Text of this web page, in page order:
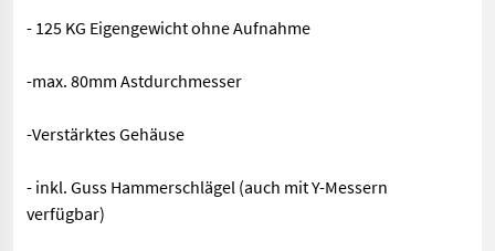
- 125 KG Eigengewicht ohne Aufnahme
-max. 80mm Astdurchmesser
-Verstärktes Gehäuse
- inkl. Guss Hammerschlägel (auch mit Y-Messern
verfügbar)